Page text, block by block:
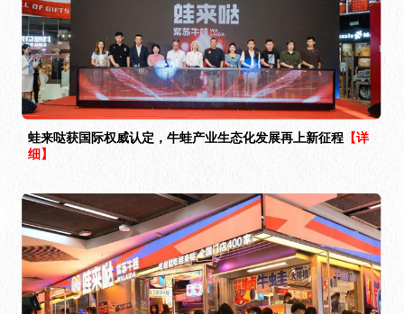
蛙来哒获国际权威认定，牛蛙产业生态化发展再上新征程 【详
细】